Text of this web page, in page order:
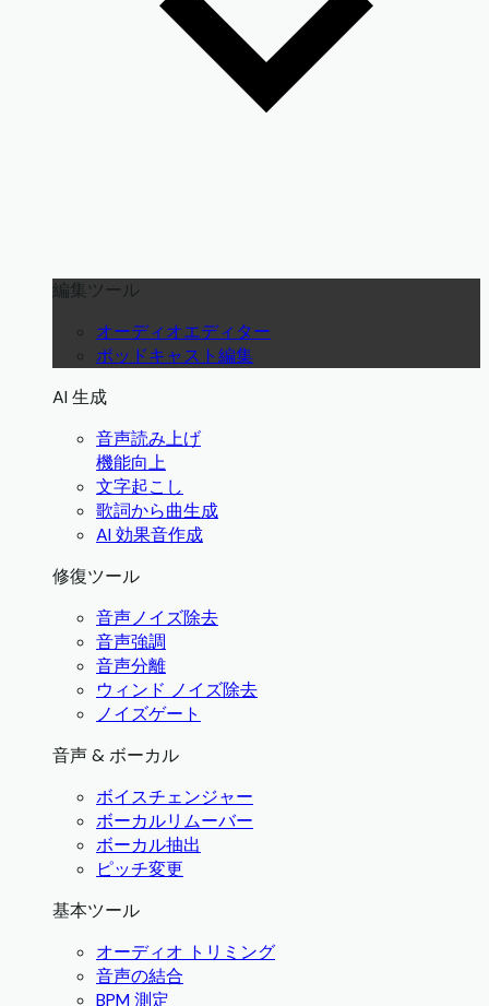
編集ツール
オーディオエディター
ポッドキャスト編集
AI 生成
音声読み上げ
機能向上
文字起こし
歌詞から曲生成
AI 効果音作成
修復ツール
音声ノイズ除去
音声強調
音声分離
ウィンド ノイズ除去
ノイズゲート
音声 & ボーカル
ボイスチェンジャー
ボーカルリムーバー
ボーカル抽出
ピッチ変更
基本ツール
オーディオ トリミング
音声の結合
BPM 測定